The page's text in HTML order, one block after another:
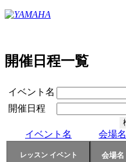
開催日程一覧
イベント名
開催日程
イベント名 会場名